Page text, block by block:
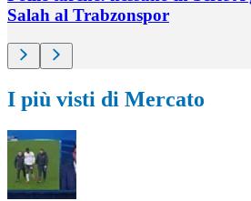
Salah al Trabzonspor
I più visti di Mercato